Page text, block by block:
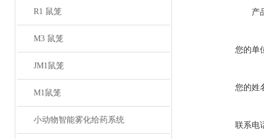
R1 鼠笼
M3 鼠笼
JM1鼠笼
M1鼠笼
小动物智能雾化给药系统
产
您的单
您的姓
联系电